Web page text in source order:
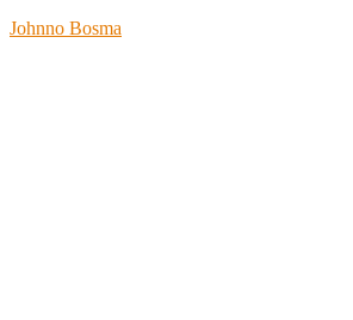
Johnno Bosma